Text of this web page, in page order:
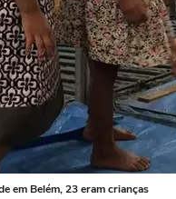
em Belém, 23 eram crianças